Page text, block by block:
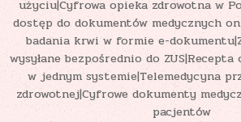
użyciu|Cyfrowa opieka zdrowotna w
dostęp do dokumentów medycznych
badania krwi w formie e-
wysyłane bezpośrednio do
w jednym systemie|Telemedycyna
zdrowotnej|Cyfrowe dokumenty
pacjentów